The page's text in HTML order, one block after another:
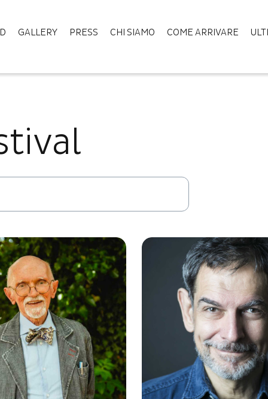
GALLERY PRESS CHI SIAMO COME ARRIVARE